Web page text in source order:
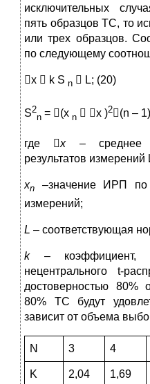
исключительных
пять образцов ТС, то
или трех образцов.
по следующему
x  k S n  L; (20)
S2
n = (x n  x )2(n –
где х– среднее
результатов
хn –значение ИРП по
измерений;
L – соответствующая
k– коэффициент,
нецентрального t-
достоверностью 80%
80% ТС будут
зависит от объема
N 3 4
K 2,04 1,69